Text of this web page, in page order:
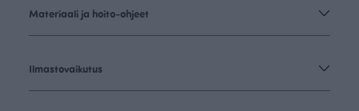
Materiaali ja hoito-ohjeet
Ilmastovaikutus